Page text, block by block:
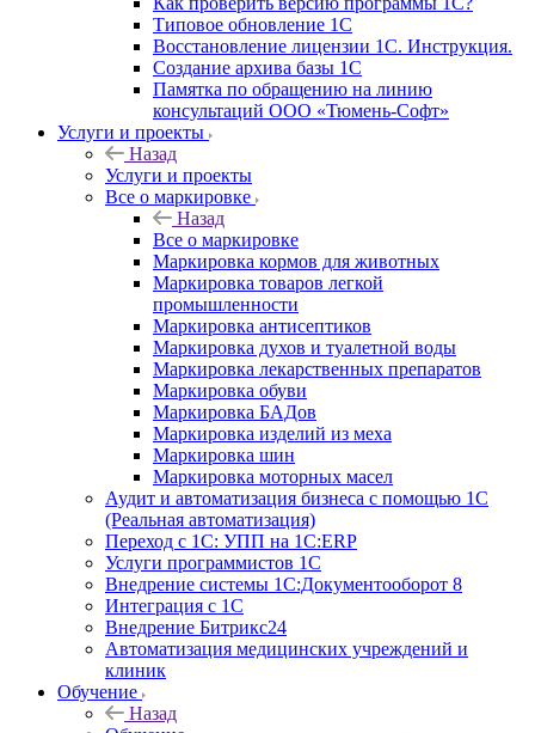
Типовое обновление 1С
Восстановление лицензии 1С. Инструкция.
Создание архива базы 1С
Памятка по обращению на линию
консультаций ООО «Тюмень-Софт»
Услуги и проекты
Назад
Услуги и проекты
Все о маркировке
Назад
Все о маркировке
Маркировка кормов для животных
Маркировка товаров легкой
промышленности
Маркировка антисептиков
Маркировка духов и туалетной воды
Маркировка лекарственных препаратов
Маркировка обуви
Маркировка БАДов
Маркировка изделий из меха
Маркировка шин
Маркировка моторных масел
Аудит и автоматизация бизнеса с помощью 1С
(Реальная автоматизация)
Переход с 1С: УПП на 1С:ERP
Услуги программистов 1С
Внедрение системы 1С:Документооборот 8
Интеграция с 1С
Внедрение Битрикс24
Автоматизация медицинских учреждений и
клиник
Обучение
Назад